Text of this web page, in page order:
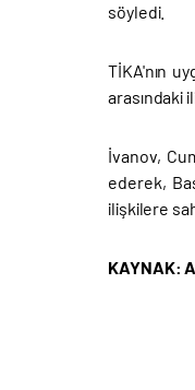
söyledi.
TİKA'nın
arasındaki
İvanov,
ederek,
ilişkilere
KAYNAK: